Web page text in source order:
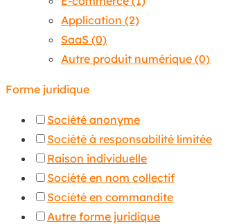
Application (2)
SaaS (0)
Autre produit numérique (0)
Forme juridique
Société anonyme
Société à responsabilité limitée
Raison individuelle
Société en nom collectif
Société en commandite
Autre forme juridique